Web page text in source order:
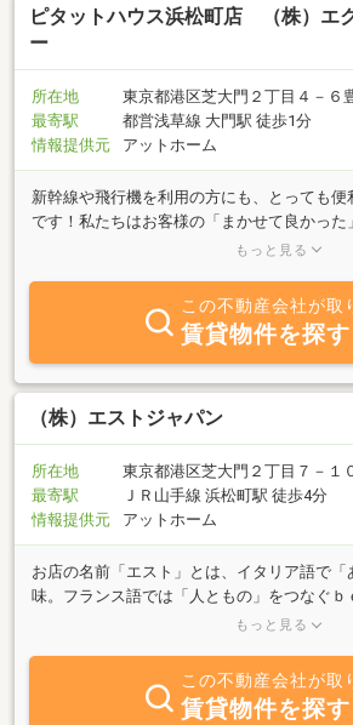
す。「不動産のことを気軽に相談してみた
す。イーパートナーズと一緒に、理想の物件
ピタットハウス浜松町店 （株）エ
ー
所在地
東京都港区芝大門２丁目４－６
最寄駅
都営浅草線 大門駅 徒歩1分
情報提供元
アットホーム
新幹線や飛行機を利用の方にも、とっても便
です！私たちはお客様の「まかせて良かった
も大切にしています！借りたい方、貸したい
宅の仲介については首都圏Ｎｏ１を目指して
けるお手伝いをいたします。空港利用や新幹
際にもお気軽にご来店くださいませ！
もっと見る
この不動産会社が取
賃貸物件を探す
（株）エストジャパン
所在地
東京都港区芝大門２丁目７－１
最寄駅
ＪＲ山手線 浜松町駅 徒歩4分
情報提供元
アットホーム
お店の名前「エスト」とは、イタリア語で
味。フランス語では「人ともの」をつなぐｂ
意味するリアルエステートを短くした言葉で
ます。どうぞお気軽にお立ち寄りください♪♪♪
もっと見る
この不動産会社が取
賃貸物件を探す